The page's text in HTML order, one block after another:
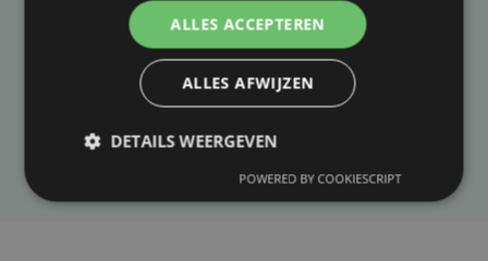
Taalfout opgemerkt?
Heb je een taal- of schrijffout opgemerkt in dit
artikel?
Laat het ons weten
ALLES ACCEPTEREN
ALLES AFWIJZEN
DETAILS WEERGEVEN
POWERED BY COOKIESCRIPT